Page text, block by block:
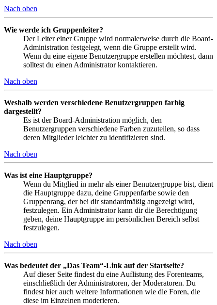
Nach oben
Wie werde ich Gruppenleiter?
Der Leiter einer Gruppe wird normalerweise durch die Board-
Administration festgelegt, wenn die Gruppe erstellt wird.
Wenn du eine eigene Benutzergruppe erstellen möchtest, dann
solltest du einen Administrator kontaktieren.
Nach oben
Weshalb werden verschiedene Benutzergruppen farbig
dargestellt?
Es ist der Board-Administration möglich, den
Benutzergruppen verschiedene Farben zuzuteilen, so dass
deren Mitglieder leichter zu identifizieren sind.
Nach oben
Was ist eine Hauptgruppe?
Wenn du Mitglied in mehr als einer Benutzergruppe bist, dient
die Hauptgruppe dazu, deine Gruppenfarbe sowie den
Gruppenrang, der bei dir standardmäßig angezeigt wird,
festzulegen. Ein Administrator kann dir die Berechtigung
geben, deine Hauptgruppe im persönlichen Bereich selbst
festzulegen.
Nach oben
Was bedeutet der „Das Team“-Link auf der Startseite?
Auf dieser Seite findest du eine Auflistung des Forenteams,
einschließlich der Administratoren, der Moderatoren. Du
findest hier auch weitere Informationen wie die Foren, die
diese im Einzelnen moderieren.